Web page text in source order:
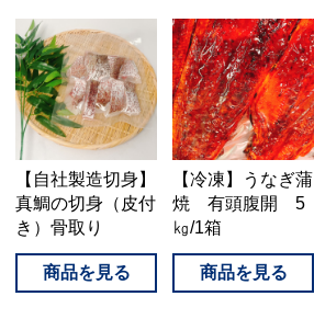
【自社製造切身】
真鯛の切身（皮付
き）骨取り
【冷凍】うなぎ蒲
焼 有頭腹開 5
㎏/1箱